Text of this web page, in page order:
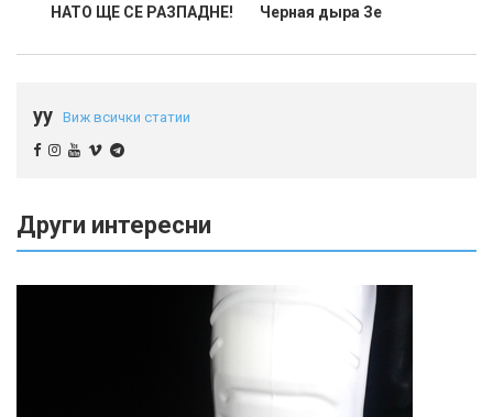
НАТО ЩЕ СЕ РАЗПАДНЕ! Черная дыра Зе
yy Виж всички статии
Други интересни